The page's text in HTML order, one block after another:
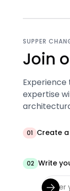
SUPPER
Join
Experience
expertise
01 Create
02 Write